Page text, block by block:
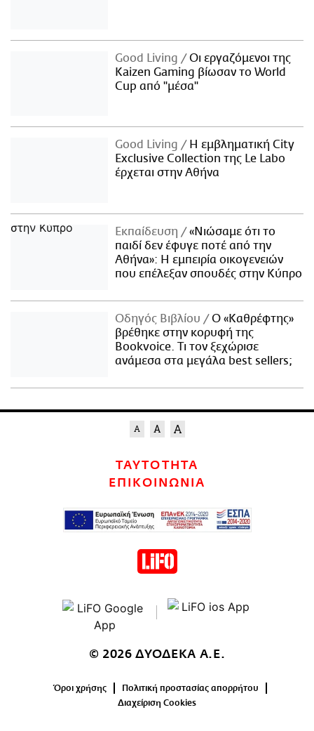
Good Living
Οι εργαζόμενοι της
Kaizen Gaming βίωσαν το World
Cup από "μέσα"
Good Living
Η εμβληματική City
Exclusive Collection της Le Labo
έρχεται στην Αθήνα
Εκπαίδευση
«Νιώσαμε ότι το
παιδί δεν έφυγε ποτέ από την
Αθήνα»: Η εμπειρία οικογενειών
που επέλεξαν σπουδές στην Κύπρο
Οδηγός Βιβλίου
Ο «Καθρέφτης»
βρέθηκε στην κορυφή της
Bookvoice. Τι τον ξεχώρισε
ανάμεσα στα μεγάλα best sellers;
ΤΑΥΤΟΤΗΤΑ
ΕΠΙΚΟΙΝΩΝΙΑ
© 2026 ΔΥΟΔΕΚΑ Α.Ε.
Όροι χρήσης
Πολιτική προστασίας απορρήτου
Διαχείριση Cookies